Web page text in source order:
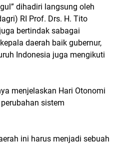
dihadiri langsung oleh
RI Prof. Drs. H. Tito
bertindak sabagai
daerah baik gubernur,
Indonesia juga mengikuti
menjelaskan Hari Otonomi
sistem
ini harus menjadi sebuah